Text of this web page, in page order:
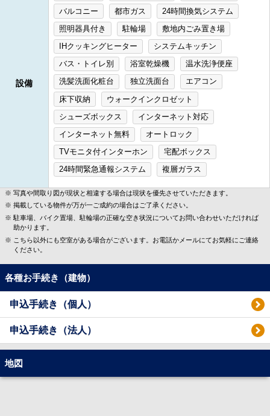
設備
バルコニー
都市ガス
24時間換気システム
照明器具付き
駐輪場
敷地内ごみ置き場
IHクッキングヒーター
システムキッチン
バス・トイレ別
浴室乾燥機
温水洗浄便座
洗髪洗面化粧台
独立洗面台
エアコン
床下収納
ウォークインクロゼット
シューズボックス
インターネット対応
インターネット無料
オートロック
TVモニタ付インターホン
宅配ボックス
24時間緊急通報システム
複層ガラス
写真や間取り図が現状と相違する場合は現状を優先させていただきます。
掲載している物件が万が一ご成約の場合はご了承ください。
駐車場、バイク置場、駐輪場の正確な空き状況についてお問い合わせいただければ
助かります。
こちら以外にも空室がある場合がございます。お電話かメールにてお気軽にご連絡
ください。
各種お手続き（建物）
申込手続き（個人）
申込手続き（法人）
地図